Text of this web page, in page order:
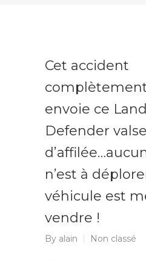
Cet accident
envoie ce
Defender
n’est à
véhicule est
vendre !
By alain Non classé